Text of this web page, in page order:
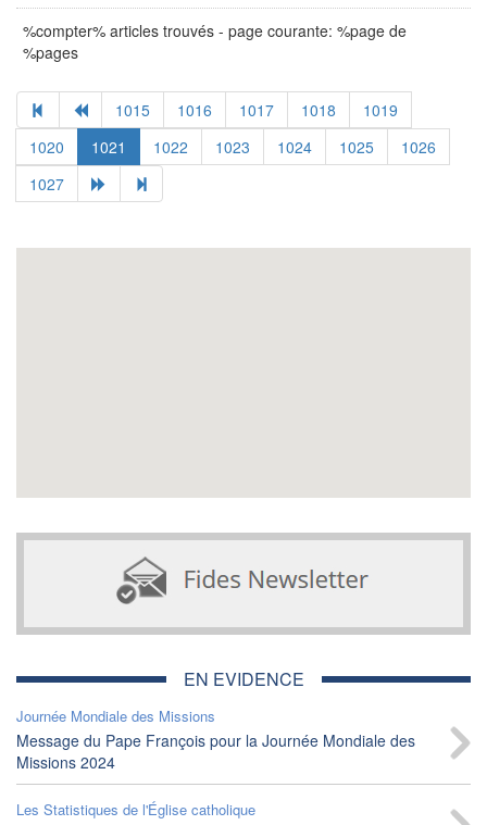
%compter% articles trouvés - page courante: %page de
%pages
1015 1016 1017 1018
1019
1020
1021 1022 1023 1024 1025
1026
1027
EN EVIDENCE
Journée Mondiale des Missions
Message du Pape François pour la Journée Mondiale des
Missions 2024
Les Statistiques de l'Église catholique